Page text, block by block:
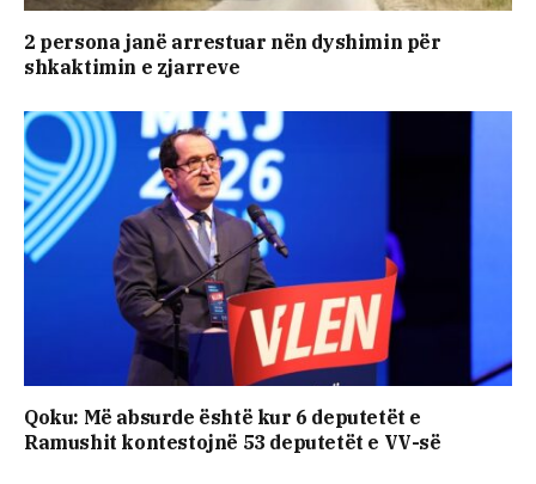
2 persona janë arrestuar nën dyshimin për
shkaktimin e zjarreve
Qoku: Më absurde është kur 6 deputetët e
Ramushit kontestojnë 53 deputetët e VV-së